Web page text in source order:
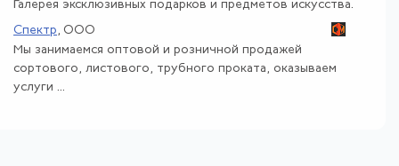
Галерея эксклюзивных подарков и предметов искусства.
Спектр , ООО
Мы занимаемся оптовой и розничной продажей
сортового, листового, трубного проката, оказываем
услуги ...